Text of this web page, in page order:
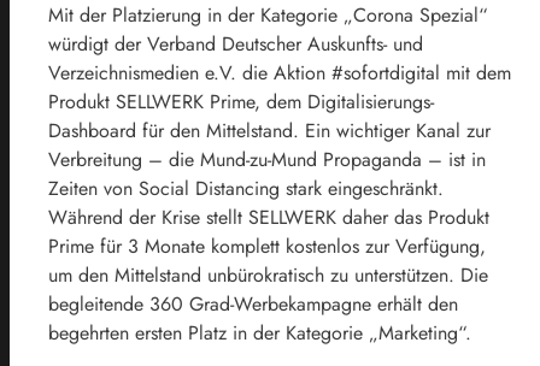
Mit der Platzierung in der Kategorie „Corona Spezial“
würdigt der Verband Deutscher Auskunfts- und
Verzeichnismedien e.V. die Aktion #sofortdigital mit dem
Produkt SELLWERK Prime, dem Digitalisierungs-
Dashboard für den Mittelstand. Ein wichtiger Kanal zur
Verbreitung – die Mund-zu-Mund Propaganda – ist in
Zeiten von Social Distancing stark eingeschränkt.
Während der Krise stellt SELLWERK daher das Produkt
Prime für 3 Monate komplett kostenlos zur Verfügung,
um den Mittelstand unbürokratisch zu unterstützen. Die
begleitende 360 Grad-Werbekampagne erhält den
begehrten ersten Platz in der Kategorie „Marketing“.